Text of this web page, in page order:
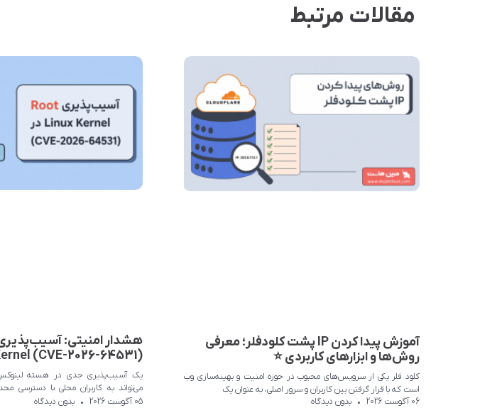
مقالات مرتبط
آموزش پیدا کردن IP پشت کلودفلر؛ معرفی
روش‌ها و ابزارهای کاربردی ⭐
کلود فلر یکی از سرویس‌های محبوب در حوزه امنیت و بهینه‌سازی وب
است که با قرار گرفتن بین کاربران و سرور اصلی، به عنوان یک
06 آگوست 2026
بدون دیدگاه
(CVE-2026-64531)
یک آسیب‌پذیری جدی در هسته
می‌تواند به کاربران محلی با دسترسی
سیستم را به دست
05 آگوست 2026 بدون دیدگاه